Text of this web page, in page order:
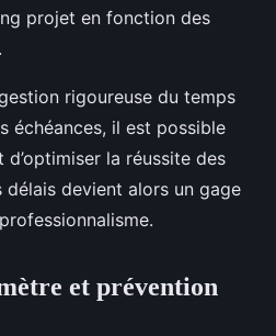
projet en fonction des
rigoureuse du temps
échéances, il est possible
la réussite des
devient alors un gage
et prévention